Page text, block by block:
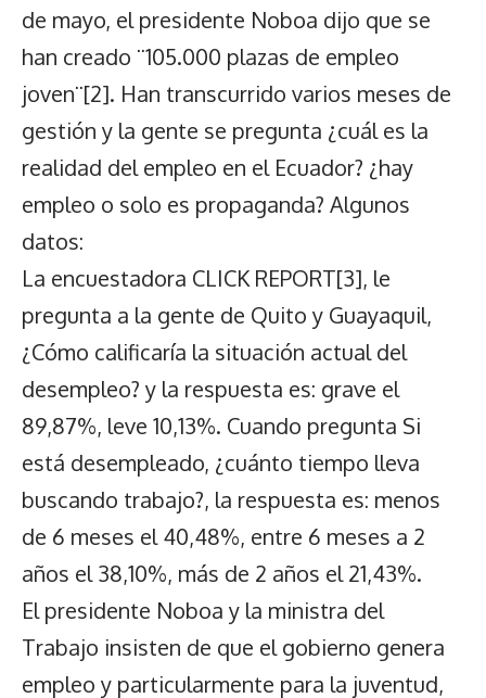
de mayo, el presidente Noboa dijo que se
han creado ¨105.000 plazas de empleo
joven¨[2]. Han transcurrido varios meses de
gestión y la gente se pregunta ¿cuál es la
realidad del empleo en el Ecuador? ¿hay
empleo o solo es propaganda? Algunos
datos:
La encuestadora CLICK REPORT[3], le
pregunta a la gente de Quito y Guayaquil,
¿Cómo calificaría la situación actual del
desempleo? y la respuesta es: grave el
89,87%, leve 10,13%. Cuando pregunta Si
está desempleado, ¿cuánto tiempo lleva
buscando trabajo?, la respuesta es: menos
de 6 meses el 40,48%, entre 6 meses a 2
años el 38,10%, más de 2 años el 21,43%.
El presidente Noboa y la ministra del
Trabajo insisten de que el gobierno genera
empleo y particularmente para la juventud,